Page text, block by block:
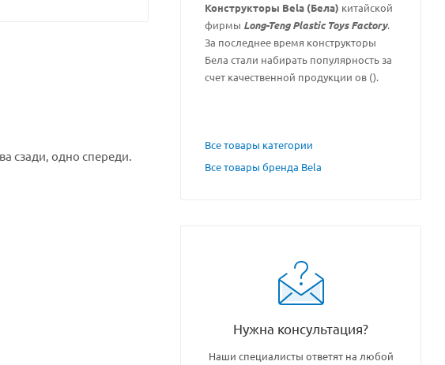
сзади, одно спереди.
Конструкторы Bela (Бела) китайской
фирмы Long-Teng Plastic Toys Factory.
За последнее время конструкторы
Бела стали набирать популярность за
счет качественной продукции ов ().
Все товары категории
Все товары бренда Bela
Нужна консультация?
Наши специалисты ответят на любой